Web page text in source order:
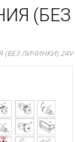
(БЕЗ
ЛИЧИНКИ) 24V